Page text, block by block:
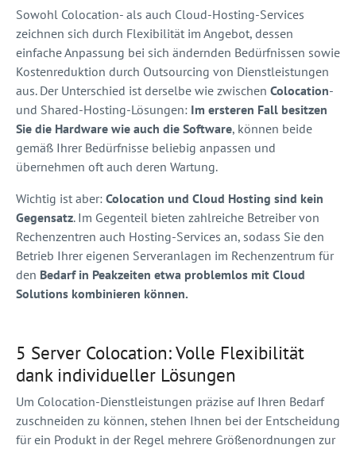
Sowohl Colocation- als auch Cloud-Hosting-Services
zeichnen sich durch Flexibilität im Angebot, dessen
einfache Anpassung bei sich ändernden Bedürfnissen sowie
Kostenreduktion durch Outsourcing von Dienstleistungen
aus. Der Unterschied ist derselbe wie zwischen Colocation-
und Shared-Hosting-Lösungen: Im ersteren Fall besitzen
Sie die Hardware wie auch die Software, können beide
gemäß Ihrer Bedürfnisse beliebig anpassen und
übernehmen oft auch deren Wartung.
Wichtig ist aber: Colocation und Cloud Hosting sind kein
Gegensatz. Im Gegenteil bieten zahlreiche Betreiber von
Rechenzentren auch Hosting-Services an, sodass Sie den
Betrieb Ihrer eigenen Serveranlagen im Rechenzentrum für
den Bedarf in Peakzeiten etwa problemlos mit Cloud
Solutions kombinieren können.
5 Server Colocation: Volle Flexibilität
dank individueller Lösungen
Um Colocation-Dienstleistungen präzise auf Ihren Bedarf
zuschneiden zu können, stehen Ihnen bei der Entscheidung
für ein Produkt in der Regel mehrere Größenordnungen zur